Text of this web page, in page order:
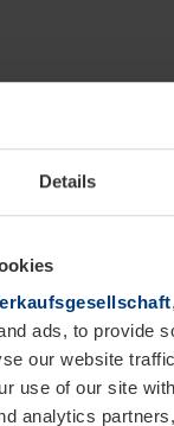
Details
ads, to provide
our website
use of our site
analytics
zum
nach